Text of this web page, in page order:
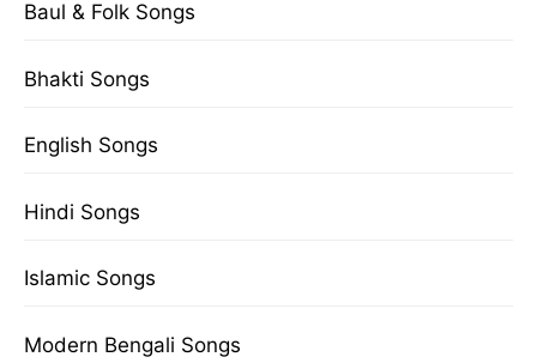
Baul & Folk Songs
Bhakti Songs
English Songs
Hindi Songs
Islamic Songs
Modern Bengali Songs